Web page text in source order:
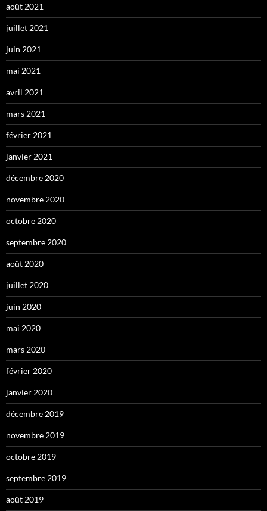
août 2021
juillet 2021
juin 2021
mai 2021
avril 2021
mars 2021
février 2021
janvier 2021
décembre 2020
novembre 2020
octobre 2020
septembre 2020
août 2020
juillet 2020
juin 2020
mai 2020
mars 2020
février 2020
janvier 2020
décembre 2019
novembre 2019
octobre 2019
septembre 2019
août 2019